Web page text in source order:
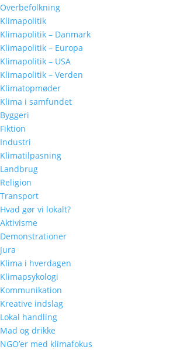
Overbefolkning
Klimapolitik
Klimapolitik – Danmark
Klimapolitik – Europa
Klimapolitik – USA
Klimapolitik – Verden
Klimatopmøder
Klima i samfundet
Byggeri
Fiktion
Industri
Klimatilpasning
Landbrug
Religion
Transport
Hvad gør vi lokalt?
Aktivisme
Demonstrationer
Jura
Klima i hverdagen
Klimapsykologi
Kommunikation
Kreative indslag
Lokal handling
Mad og drikke
NGO’er med klimafokus